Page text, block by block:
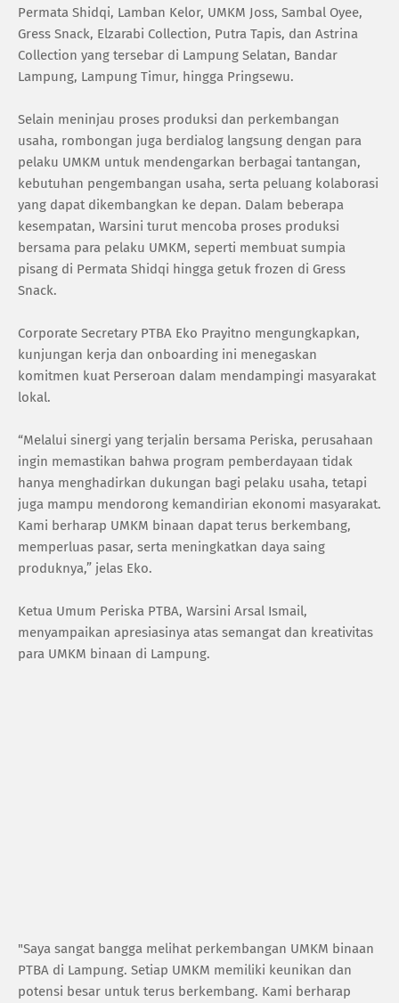
Permata Shidqi, Lamban Kelor, UMKM Joss, Sambal Oyee,
Gress Snack, Elzarabi Collection, Putra Tapis, dan Astrina
Collection yang tersebar di Lampung Selatan, Bandar
Lampung, Lampung Timur, hingga Pringsewu.
Selain meninjau proses produksi dan perkembangan
usaha, rombongan juga berdialog langsung dengan para
pelaku UMKM untuk mendengarkan berbagai tantangan,
kebutuhan pengembangan usaha, serta peluang kolaborasi
yang dapat dikembangkan ke depan. Dalam beberapa
kesempatan, Warsini turut mencoba proses produksi
bersama para pelaku UMKM, seperti membuat sumpia
pisang di Permata Shidqi hingga getuk frozen di Gress
Snack.
Corporate Secretary PTBA Eko Prayitno mengungkapkan,
kunjungan kerja dan onboarding ini menegaskan
komitmen kuat Perseroan dalam mendampingi masyarakat
lokal.
“Melalui sinergi yang terjalin bersama Periska, perusahaan
ingin memastikan bahwa program pemberdayaan tidak
hanya menghadirkan dukungan bagi pelaku usaha, tetapi
juga mampu mendorong kemandirian ekonomi masyarakat.
Kami berharap UMKM binaan dapat terus berkembang,
memperluas pasar, serta meningkatkan daya saing
produknya,” jelas Eko.
Ketua Umum Periska PTBA, Warsini Arsal Ismail,
menyampaikan apresiasinya atas semangat dan kreativitas
para UMKM binaan di Lampung.
"Saya sangat bangga melihat perkembangan UMKM binaan
PTBA di Lampung. Setiap UMKM memiliki keunikan dan
potensi besar untuk terus berkembang. Kami berharap